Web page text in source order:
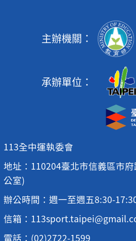
主辦機關：
承辦單位：
113全中運執委會
地址：110204臺北市信義區市
公室)
辦公時間：週一至週五8:30-
信箱：
電話：(02)2722-1599